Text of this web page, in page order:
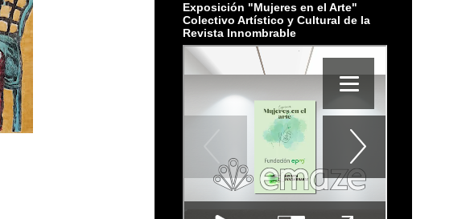
Exposición "Mujeres en el Arte"
Colectivo Artístico y Cultural de la
Revista Innombrable